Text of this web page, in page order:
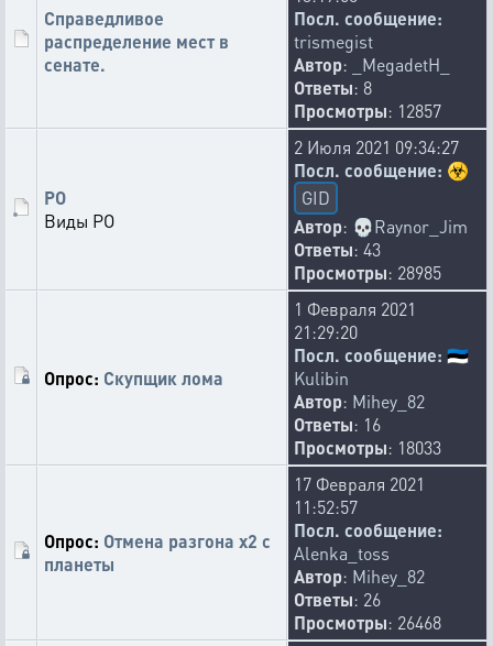
Справедливое
распределение мест в
сенате.
Посл. сообщение:
trismegist
Автор:
_MegadetH_
Ответы: 8
Просмотры: 12857
РО
Виды РО
2 Июля 2021 09:34:27
Посл. сообщение: ☣️
GID
Автор: 💀Raynor_Jim
Ответы: 43
Просмотры: 28985
Опрос: Скупщик лома
1 Февраля 2021
21:29:20
Посл. сообщение: 🇪🇪
Kulibin
Автор: Mihey_82
Ответы: 16
Просмотры: 18033
Опрос: Отмена разгона x2 с
планеты
17 Февраля 2021
11:52:57
Посл. сообщение:
Alenka_toss
Автор: Mihey_82
Ответы: 26
Просмотры: 26468